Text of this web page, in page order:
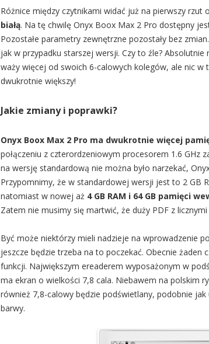
Różnice między czytnikami widać już na pierwszy rzut
białą. Na tę chwilę Onyx Boox Max 2 Pro dostępny
Pozostałe parametry zewnętrzne pozostały bez
jak w przypadku starszej wersji. Czy to źle? Absolutnie
waży więcej od swoich 6-calowych kolegów, ale nic
dwukrotnie większy!
Jakie zmiany i poprawki?
Onyx Boox Max 2 Pro ma dwukrotnie więcej
połączeniu z czterordzeniowym procesorem 1.6 GHz
na wersję standardową nie można było narzekać,
Przypomnimy, że w standardowej wersji jest to 2 GB
natomiast w nowej aż 4 GB RAM i 64 GB pamięci
Zatem nie musimy się martwić, że duży PDF z
Być może niektórzy mieli nadzieje na wprowadzenie
jeszcze będzie trzeba na to poczekać. Obecnie
funkcji. Największym ereaderem wyposażonym w
ma ekran o wielkości 7,8 cala. Niebawem na polskim
również 7,8-calowy będzie podświetlany, podobnie
barwy.